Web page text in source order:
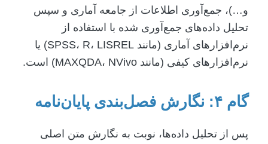
و…)، جمع‌آوری اطلاعات از جامعه آماری و سپس
تحلیل داده‌های جمع‌آوری شده با استفاده از
نرم‌افزارهای آماری (مانند SPSS، R، LISREL) یا
نرم‌افزارهای کیفی (مانند MAXQDA، NVivo) است.
گام ۴: نگارش فصل‌بندی پایان‌نامه
پس از تحلیل داده‌ها، نوبت به نگارش متن اصلی